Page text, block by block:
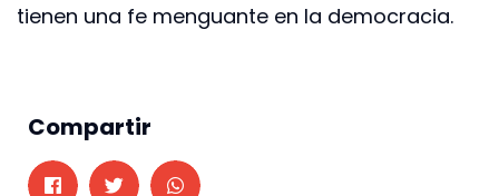
tienen una fe menguante en la democracia.
Compartir